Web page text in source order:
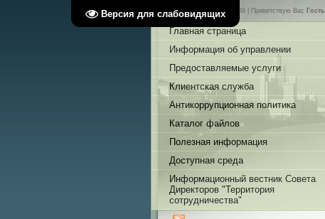
Версия для слабовидящих
Четверг, 06.08.2026, 13:39 | Приветствую Вас Гость
Главная страница
Информация об управлении
Предоставляемые услуги
Клиентская служба
Антикоррупционная политика
Каталог файлов
Полезная информация
Доступная среда
Информационный вестник Совета
Директоров "Территория
сотрудничества"